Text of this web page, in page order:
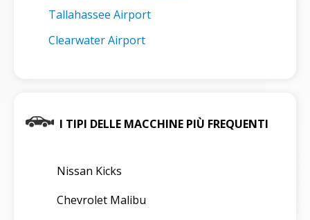
Tallahassee Airport
Clearwater Airport
I TIPI DELLE MACCHINE PIÙ FREQUENTI
Nissan Kicks
Chevrolet Malibu